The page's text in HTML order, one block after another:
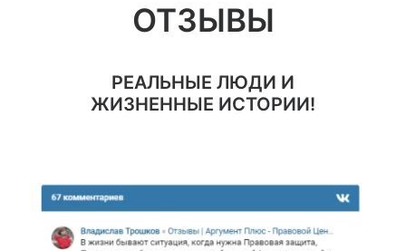
ОТЗЫВЫ
РЕАЛЬНЫЕ ЛЮДИ И
ЖИЗНЕННЫЕ ИСТОРИИ!